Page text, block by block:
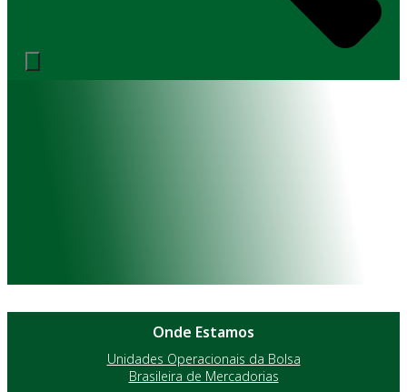
Onde Estamos
Unidades Operacionais da Bolsa
Brasileira de Mercadorias